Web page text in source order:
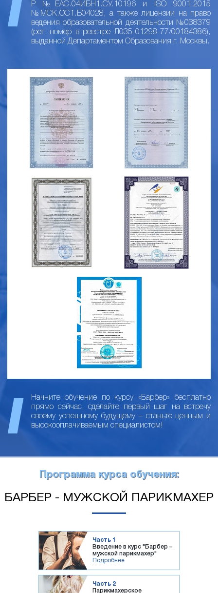
Р №ЕАС.04ИБН1.СУ.10196 и ISO 9001:2015
№МСК.ОС1.Б04028, а также лицензии на право
ведения образовательной деятельности №038379
(рег. номер в реестре Л035-01298-77/00184386),
выданной Департаментом Образования г. Москвы.
Начните обучение по курсу «Барбер» бесплатно
прямо сейчас, сделайте первый шаг на встречу
своему успешному будущему – станьте ценным и
высокооплачиваемым специалистом!
Программа курса обучения:
БАРБЕР - МУЖСКОЙ ПАРИКМАХЕР
Часть 1
Введение в курс "Барбер –
мужской парикмахер"
Подробнее
Часть 2
Парикмахерское